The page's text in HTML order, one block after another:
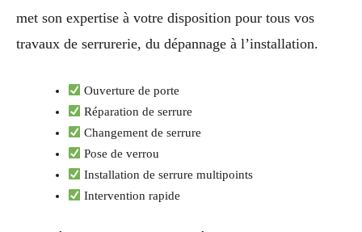
met son expertise à votre disposition pour tous vos
travaux de serrurerie, du dépannage à l’installation.
Ouverture de porte
Réparation de serrure
Changement de serrure
Pose de verrou
Installation de serrure multipoints
Intervention rapide